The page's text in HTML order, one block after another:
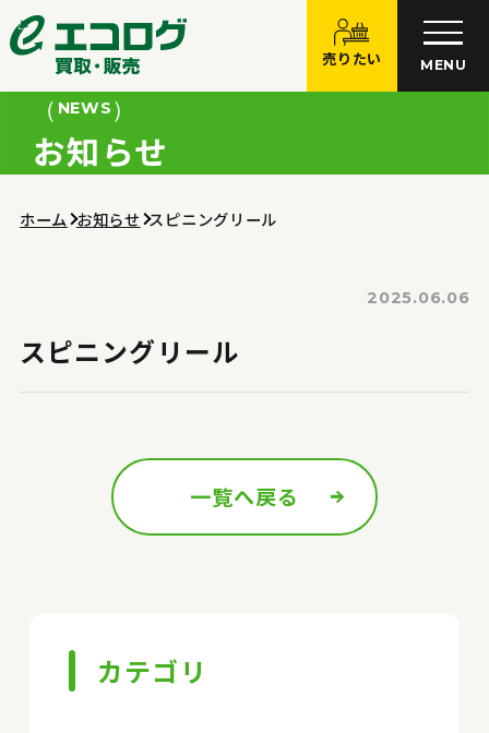
売りたい MENU
NEWS
お知らせ
ホーム お知らせ スピニングリール
2025.06.06
スピニングリール
一覧へ戻る
カテゴリ